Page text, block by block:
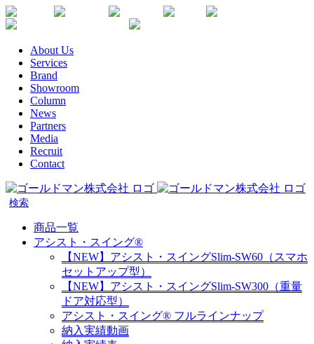
Skip
to
Youtube Instagram Facebook Twitter SDGs
楽
About Us
Services
Brand
Showroom
Column
News
Partners
Media
Recruit
Contact
商品一覧
アシスト・スイング®
【NEW】アシスト・スイングSlim-SW60（スマホ
セットアップ型）
【NEW】アシスト・スイングSlim-SW300（重量
ドア対応型）
アシスト・スイング® フルラインナップ
納入実績動画